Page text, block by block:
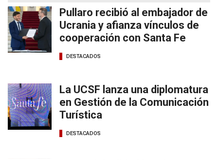
Pullaro recibió al embajador de
Ucrania y afianza vínculos de
cooperación con Santa Fe
DESTACADOS
La UCSF lanza una diplomatura
en Gestión de la Comunicación
Turística
DESTACADOS